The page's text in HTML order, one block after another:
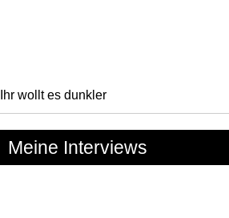
Ihr wollt es dunkler
Meine Interviews